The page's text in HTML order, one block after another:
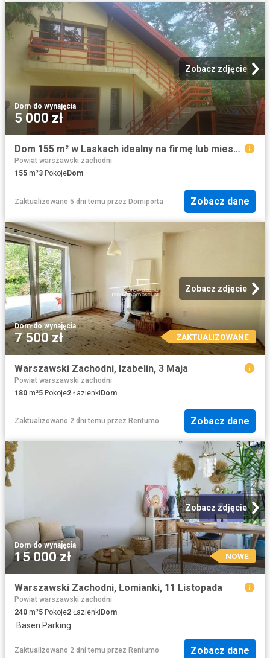
Zobacz zdjęcie
Dom·do wynajęcia
5 000 zł
Dom 155 m² w Laskach idealny na firmę lub mieszkanie polecam
Powiat warszawski zachodni
155 m²3 PokojeDom
Zaktualizowano 5 dni temu przez Domiporta Zobacz dane
Zobacz zdjęcie
Dom·do wynajęcia
7 500 zł ZAKTUALIZOWANE
Warszawski Zachodni, Izabelin, 3 Maja
Powiat warszawski zachodni
180 m²5 Pokoje2 ŁazienkiDom
Zaktualizowano 2 dni temu przez Rentumo Zobacz dane
Zobacz zdjęcie
Dom·do wynajęcia
15 000 zł NOWE
Warszawski Zachodni, Łomianki, 11 Listopada
Powiat warszawski zachodni
240 m²5 Pokoje2 Łazienki Dom
·Basen·Parking
Zaktualizowano 2 dni temu przez Rentumo Zobacz dane